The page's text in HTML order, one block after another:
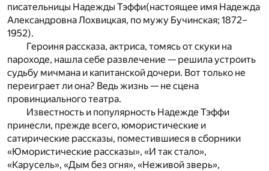
писательницы Надежды Тэффи(настоящее имя Надежда
Александровна Лохвицкая, по мужу Бучинская; 1872–
1952).
Героиня рассказа, актриса, томясь от скуки на
пароходе, нашла себе развлечение — решила устроить
судьбу мичмана и капитанской дочери. Вот только не
переиграет ли она? Ведь жизнь — не сцена
провинциального театра.
Известность и популярность Надежде Тэффи
принесли, прежде всего, юмористические и
сатирические рассказы, поместившиеся в сборники
«Юмористические рассказы», «И так стало»,
«Карусель», «Дым без огня», «Неживой зверь»,